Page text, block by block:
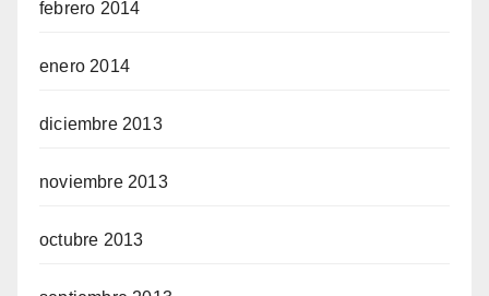
febrero 2014
enero 2014
diciembre 2013
noviembre 2013
octubre 2013